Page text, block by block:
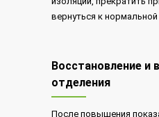
вернуться к нормальной
Восстановление и
отделения
После повышения